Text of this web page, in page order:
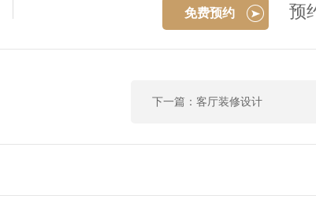
免费预约 预
下一篇：客厅装修设计